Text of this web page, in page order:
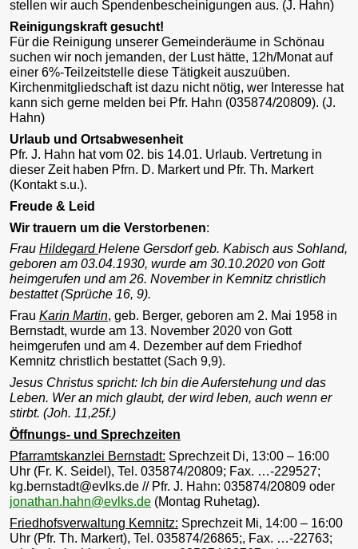
stellen wir auch Spendenbescheinigungen aus. (J. Hahn)
Reinigungskraft gesucht!
Für die Reinigung unserer Gemeinderäume in Schönau
suchen wir noch jemanden, der Lust hätte, 12h/Monat auf
einer 6%-Teilzeitstelle diese Tätigkeit auszuüben.
Kirchenmitgliedschaft ist dazu nicht nötig, wer Interesse hat
kann sich gerne melden bei Pfr. Hahn (035874/20809). (J.
Hahn)
Urlaub und Ortsabwesenheit
Pfr. J. Hahn hat vom 02. bis 14.01. Urlaub. Vertretung in
dieser Zeit haben Pfrn. D. Markert und Pfr. Th. Markert
(Kontakt s.u.).
Freude & Leid
Wir trauern um die Verstorbenen:
Frau Hildegard Helene Gersdorf geb. Kabisch aus Sohland,
geboren am 03.04.1930, wurde am 30.10.2020 von Gott
heimgerufen und am 26. November in Kemnitz christlich
bestattet (Sprüche 16, 9).
Frau Karin Martin, geb. Berger, geboren am 2. Mai 1958 in
Bernstadt, wurde am 13. November 2020 von Gott
heimgerufen und am 4. Dezember auf dem Friedhof
Kemnitz christlich bestattet (Sach 9,9).
Jesus Christus spricht: Ich bin die Auferstehung und das
Leben. Wer an mich glaubt, der wird leben, auch wenn er
stirbt. (Joh. 11,25f.)
Öffnungs- und Sprechzeiten
Pfarramtskanzlei Bernstadt: Sprechzeit Di, 13:00 – 16:00
Uhr (Fr. K. Seidel), Tel. 035874/20809; Fax. …-229527;
kg.bernstadt@evlks.de // Pfr. J. Hahn: 035874/20809 oder
jonathan.hahn@evlks.de (Montag Ruhetag).
Friedhofsverwaltung Kemnitz: Sprechzeit Mi, 14:00 – 16:00
Uhr (Pfr. Th. Markert), Tel. 035874/26865;, Fax. …-22763;